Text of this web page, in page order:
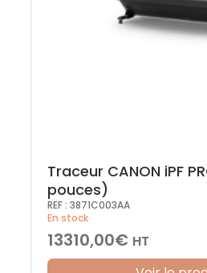
Traceur CANON iPF
pouces)
REF : 3871C003AA
En stock
13310,00€ HT